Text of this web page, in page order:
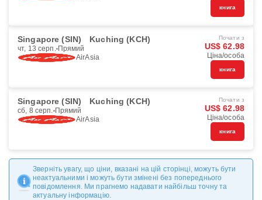
книга
Singapore (SIN) Kuching (KCH)
чт, 13 серп. Прямий
AirAsia
Почати з
US$ 62.98
Ціна/особа
книга
Singapore (SIN) Kuching (KCH)
сб, 8 серп. Прямий
AirAsia
Почати з
US$ 62.98
Ціна/особа
книга
Зверніть увагу, що ціни, вказані на цій сторінці, можуть бути
неактуальними і можуть бути змінені без попереднього
повідомлення. Ми прагнемо надавати найбільш точну та
актуальну інформацію.